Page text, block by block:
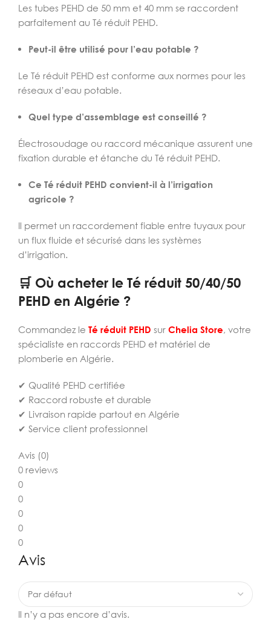
Les tubes PEHD de 50 mm et 40 mm se raccordent
parfaitement au Té réduit PEHD.
Peut-il être utilisé pour l’eau potable ?
Le Té réduit PEHD est conforme aux normes pour les
réseaux d’eau potable.
Quel type d’assemblage est conseillé ?
Électrosoudage ou raccord mécanique assurent une
fixation durable et étanche du Té réduit PEHD.
Ce Té réduit PEHD convient-il à l’irrigation
agricole ?
Il permet un raccordement fiable entre tuyaux pour
un flux fluide et sécurisé dans les systèmes
d’irrigation.
🛒 Où acheter le Té réduit 50/40/50
PEHD en Algérie ?
Commandez le Té réduit PEHD sur Chelia Store, votre
spécialiste en raccords PEHD et matériel de
plomberie en Algérie.
✔ Qualité PEHD certifiée
✔ Raccord robuste et durable
✔ Livraison rapide partout en Algérie
✔ Service client professionnel
Avis (0)
0 reviews
0
0
0
0
0
Avis
Il n’y a pas encore d’avis.